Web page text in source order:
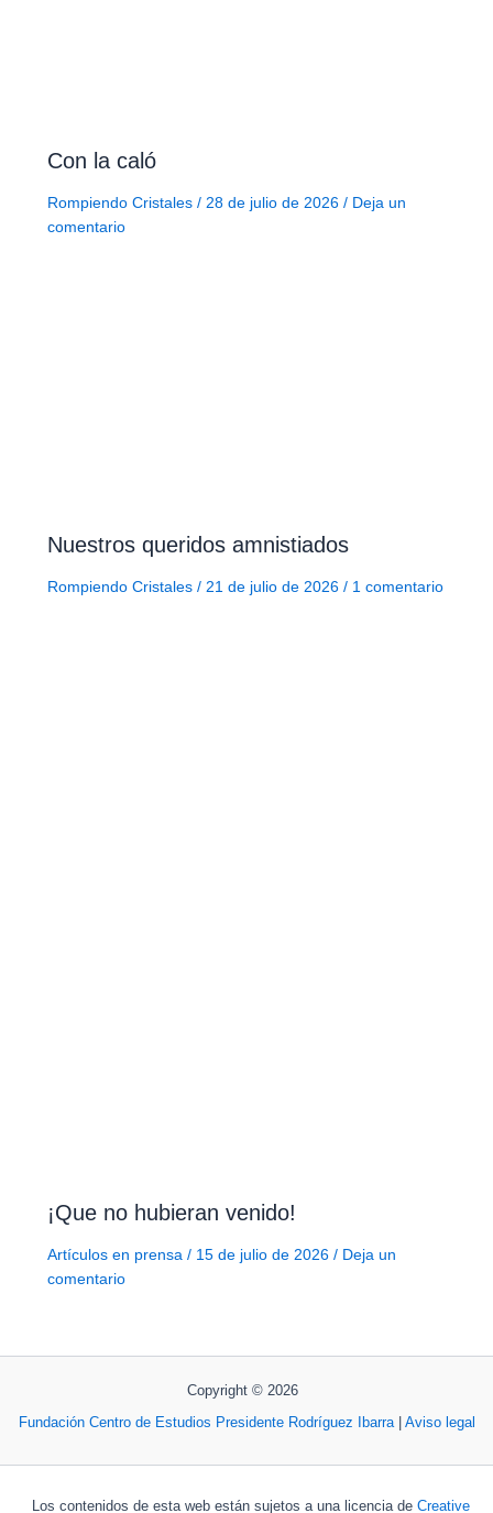
Con la caló
Rompiendo Cristales/ 28 de julio de 2026 / Deja un
comentario
Nuestros queridos amnistiados
Rompiendo Cristales/ 21 de julio de 2026 / 1 comentario
¡Que no hubieran venido!
Artículos en prensa / 15 de julio de 2026 / Deja un
comentario
Copyright © 2026
Fundación Centro de Estudios Presidente Rodríguez Ibarra| Aviso legal
Los contenidos de esta web están sujetos a una licencia de Creative